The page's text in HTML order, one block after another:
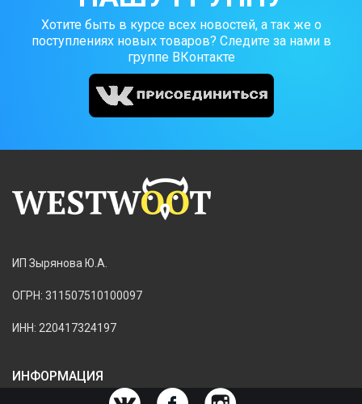
Хотите быть в курсе всех новостей, а так же о
поступлениях новых товаров? Следите за нами в
группе ВКонтакте
ИП Зырянова Ю.А.
ОГРН: 311507510100097
ИНН: 220417324197
ИНФОРМАЦИЯ